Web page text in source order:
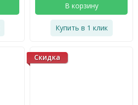
В корзину
Купить в 1 клик
Скидка